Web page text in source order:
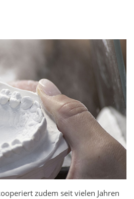
zudem seit vielen Jahren